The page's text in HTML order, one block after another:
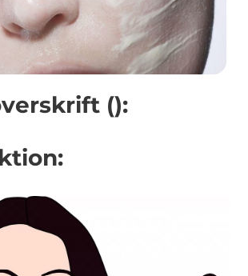
():